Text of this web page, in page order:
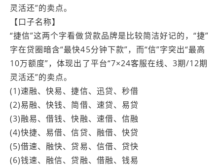
灵活还”的卖点。
【口子名称】
“捷信”这两个字看做贷款品牌是比较简洁好记的，“捷”
字在贷圈暗含“最快45分钟下款”，而“信”字突出“最高
10万额度”，体现出了平台“7×24客服在线、3期/12期
灵活还”的卖点。
(1)速融、快易、捷信、迅贷、秒借
(2)易融、快钱、简借、速贷、易贷
(3)融易、借钱、快融、速借、信融
(4)快捷、易借、信贷、融借、快贷
(5)借速、融快、贷易、信借、贷快
(6)钱速、融信、贷融、借融、钱易